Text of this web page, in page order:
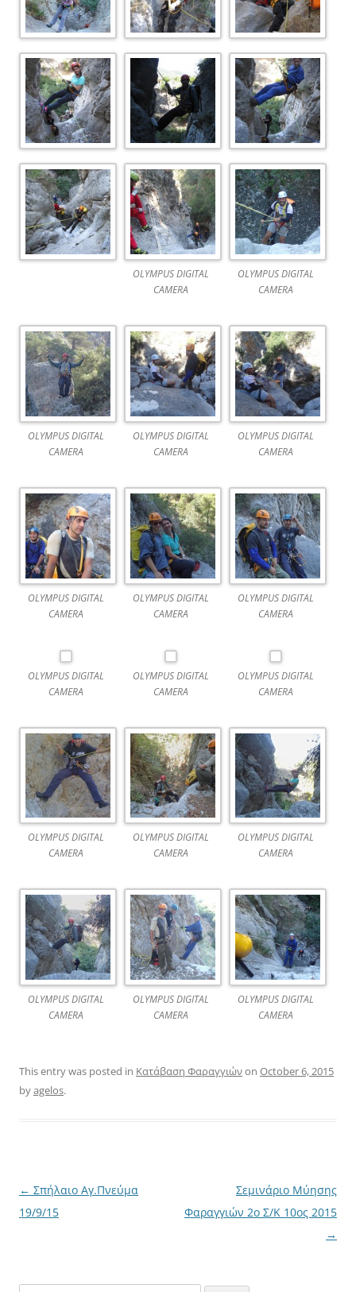
OLYMPUS DIGITAL
CAMERA
OLYMPUS DIGITAL
CAMERA
OLYMPUS DIGITAL
CAMERA
OLYMPUS DIGITAL
CAMERA
OLYMPUS DIGITAL
CAMERA
OLYMPUS DIGITAL
CAMERA
OLYMPUS DIGITAL
CAMERA
OLYMPUS DIGITAL
CAMERA
OLYMPUS DIGITAL
CAMERA
OLYMPUS DIGITAL
CAMERA
OLYMPUS DIGITAL
CAMERA
OLYMPUS DIGITAL
CAMERA
OLYMPUS DIGITAL
CAMERA
OLYMPUS DIGITAL
CAMERA
OLYMPUS DIGITAL
CAMERA
OLYMPUS DIGITAL
CAMERA
OLYMPUS DIGITAL
CAMERA
This entry was posted in Κατάβαση Φαραγγιώνon October 6, 2015
byagelos.
Post
navigation
← Σπήλαιο Αγ.Πνεύμα
19/9/15
Σεμινάριο Μύησης
Φαραγγιών 2ο Σ/Κ 10ος 2015
→